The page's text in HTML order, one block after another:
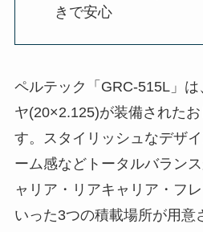
きで安心
ペルテック「GRC-515L」
ヤ(20×2.125)が装備された
す。スタイリッシュなデザ
ーム感などトータルバラン
ャリア・リアキャリア・フ
いった3つの積載場所が用意